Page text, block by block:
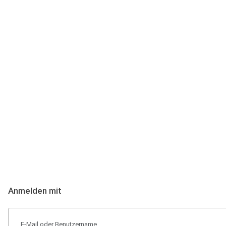
Anmelden mit